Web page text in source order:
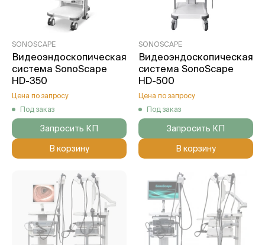
SONOSCAPE
Видеоэндоскопическая
система SonoScape
HD-350
Цена по запросу
Под заказ
Запросить КП
В корзину
SONOSCAPE
Видеоэндоскопическая
система SonoScape
HD-500
Цена по запросу
Под заказ
Запросить КП
В корзину